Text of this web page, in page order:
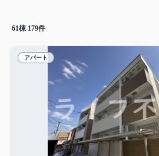
61棟 179件
アパート